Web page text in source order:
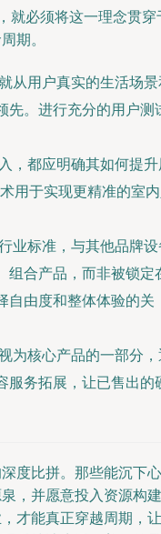
就必须将这一理念贯穿
期。
从用户真实的生活场景
先。进行充分的用户测
，都应明确其如何提升
用于实现更精准的室
业标准，与其他品牌设
组合产品，而非被锁定
自由度和整体体验的关
为核心产品的一部分，
服务拓展，让已售出的
度比拼。那些能沉下心
，并愿意投入资源构建
才能真正穿越周期，让